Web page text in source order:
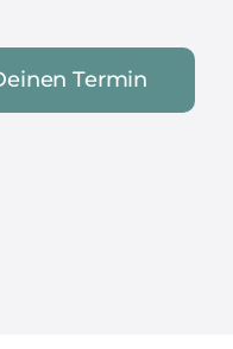
Termin